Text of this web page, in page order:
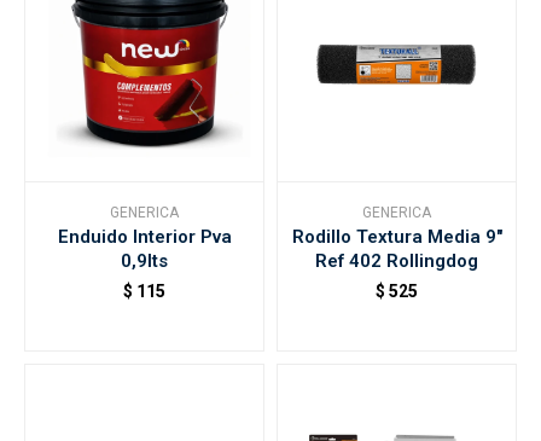
GENERICA
Enduido Interior Pva
0,9lts
$ 115
GENERICA
Rodillo Textura Media 9"
Ref 402 Rollingdog
$ 525
Contacto